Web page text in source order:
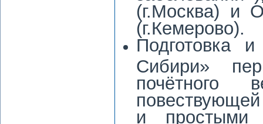
(г.Москва) и
(г.Кемерово).
Подготовка
Сибири»
почётного
и